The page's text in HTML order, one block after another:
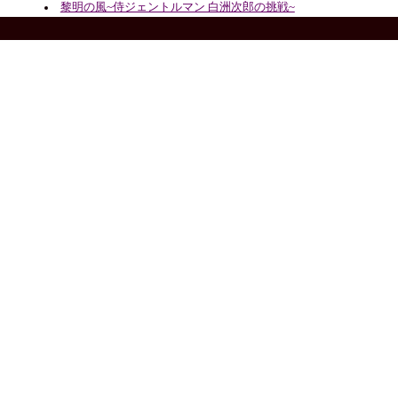
黎明の風~侍ジェントルマン 白洲次郎の挑戦~